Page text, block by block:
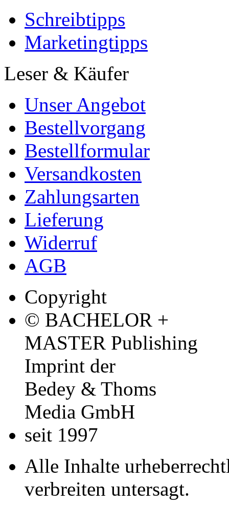
Schreibtipps
Marketingtipps
Leser & Käufer
Unser Angebot
Bestellvorgang
Bestellformular
Versandkosten
Zahlungsarten
Lieferung
Widerruf
AGB
Copyright
© BACHELOR +
MASTER Publishing
Imprint der
Bedey & Thoms
Media GmbH
seit 1997
Alle Inhalte
verbreiten untersagt.